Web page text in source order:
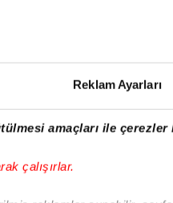
Reklam Ayarları
amaçları ile çerezler
çalışırlar.
aittir)
duyduğu
delisin." ifadesini